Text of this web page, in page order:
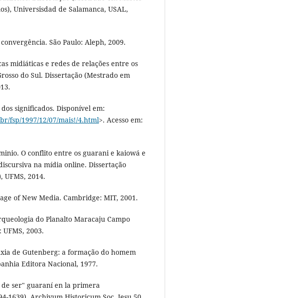
Universisdad de Salamanca, USAL,
São Paulo: Aleph, 2009.
midiáticas e redes de relações entre os
do Sul. Dissertação (Mestrado em
significados. Disponível em:
fsp/1997/12/07/mais!/4.html>. Acesso em:
O conflito entre os guarani e kaiowá e
na mídia online. Dissertação
UFMS, 2014.
of New Media. Cambridge: MIT, 2001.
do Planalto Maracaju Campo
2003.
de Gutenberg: a formação do homem
Editora Nacional, 1977.
ser" guaraní en la primera